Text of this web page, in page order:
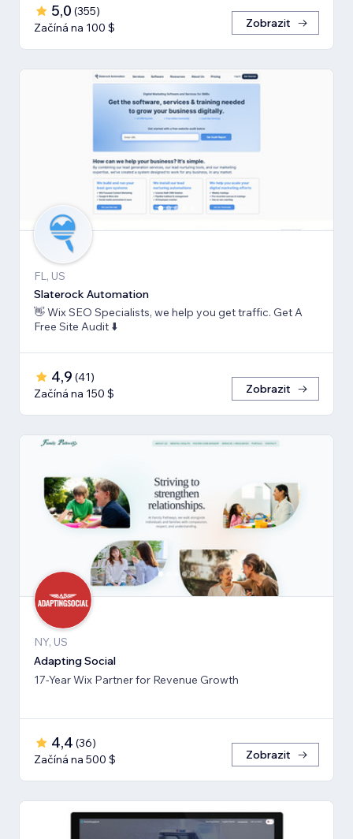
5,0 (355)
Začíná na 100 $
Zobrazit
FL, US
Slaterock Automation
👋 Wix SEO Specialists, we help you get traffic. Get A
Free Site Audit ⬇️
4,9 (41)
Začíná na 150 $
Zobrazit
NY, US
Adapting Social
17-Year Wix Partner for Revenue Growth
4,4 (36)
Začíná na 500 $
Zobrazit